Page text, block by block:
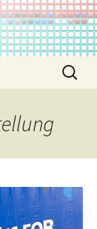
Suchen
nach: